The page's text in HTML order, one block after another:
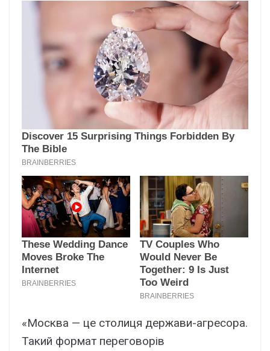
«Москва — це столиця держави-агресора.
Такий формат переговорів